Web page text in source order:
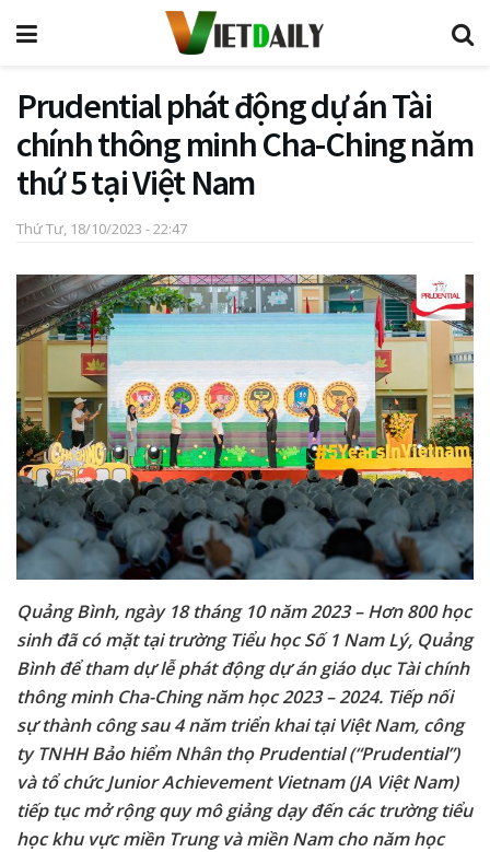
Prudential phát động dự án Tài
chính thông minh Cha-Ching năm
thứ 5 tại Việt Nam
Thứ Tư, 18/10/2023 - 22:47
Quảng Bình, ngày 18 tháng 10 năm 2023 – Hơn 800 học
sinh đã có mặt tại trường Tiểu học Số 1 Nam Lý, Quảng
Bình để tham dự lễ phát động dự án giáo dục Tài chính
thông minh Cha-Ching năm học 2023 – 2024. Tiếp nối
sự thành công sau 4 năm triển khai tại Việt Nam, công
ty TNHH Bảo hiểm Nhân thọ Prudential (“Prudential”)
và tổ chức Junior Achievement Vietnam (JA Việt Nam)
tiếp tục mở rộng quy mô giảng dạy đến các trường tiểu
học khu vực miền Trung và miền Nam cho năm học